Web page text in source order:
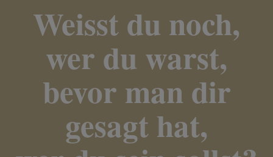
Weisst du noch,
wer du warst,
bevor man dir
gesagt hat,